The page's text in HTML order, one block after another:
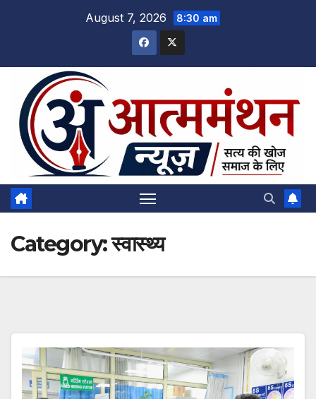
August 7, 2026 8:30 am
Category:स्वास्थ्य